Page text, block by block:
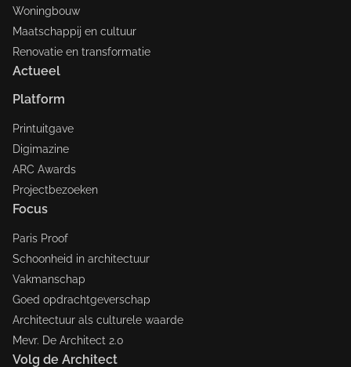
Woningbouw
Maatschappij en cultuur
Renovatie en transformatie
Actueel
Platform
Printuitgave
Digimazine
ARC Awards
Projectbezoeken
Focus
Paris Proof
Schoonheid in architectuur
Vakmanschap
Goed opdrachtgeverschap
Architectuur als culturele waarde
Mevr. De Architect 2.0
Volg de Architect